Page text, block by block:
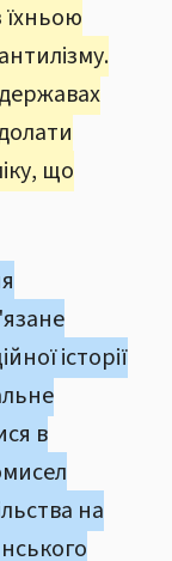
їхньою
що
історії
в
на